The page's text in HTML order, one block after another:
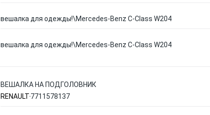
вешалка для одежды!\Mercedes-Benz C-Class W204
вешалка для одежды!\Mercedes-Benz C-Class W204
ВЕШАЛКА НА ПОДГОЛОВНИК
RENAULT 7711578137